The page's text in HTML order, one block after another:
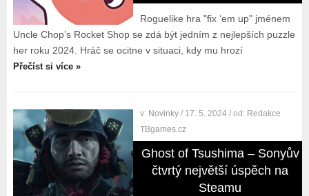
Roguelike hra "fix ‘em up" jménem
Uncle Chop’s Rocket Shop se zdá být jedním z nejlepších puzzle
her roku 2024. Hráč se ocitne v situaci, kdy mu hrozí
Přečíst si více »
v: Novinky / 17. 5. 2024 / od: Redakce
TBgames.cz
Ghost of Tsushima – Sonyův
čtvrtý největší úspěch na
Steamu